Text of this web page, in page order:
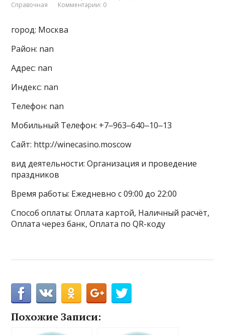
Справочная
Комментарии: 0
город: Москва
Район: nan
Адрес: nan
Индекс: nan
Телефон: nan
Мобильный Телефон: +7‒963‒640‒10‒13
Сайт: http://winecasino.moscow
вид деятельности: Организация и проведение
праздников
Время работы: Ежедневно с 09:00 до 22:00
Способ оплаты: Оплата картой, Наличный расчёт,
Оплата через банк, Оплата по QR-коду
Похожие Записи: